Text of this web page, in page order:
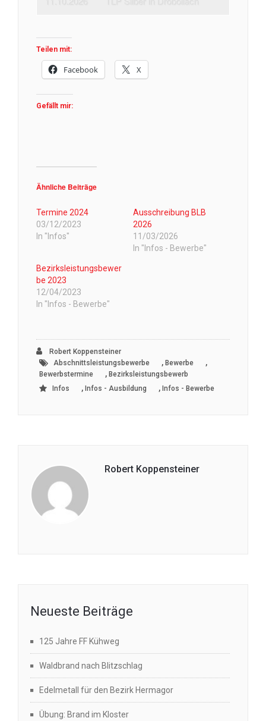
Teilen mit:
Facebook X
Gefällt mir:
Ähnliche Beiträge
Termine 2024
03/12/2023
In "Infos"
Ausschreibung BLB
2026
11/03/2026
In "Infos - Bewerbe"
Bezirksleistungsbewer
be 2023
12/04/2023
In "Infos - Bewerbe"
Robert Koppensteiner
Abschnittsleistungsbewerbe
, Bewerbe ,
Bewerbstermine , Bezirksleistungsbewerb
Infos
, Infos - Ausbildung , Infos - Bewerbe
Robert Koppensteiner
Neueste Beiträge
125 Jahre FF Kühweg
Waldbrand nach Blitzschlag
Edelmetall für den Bezirk Hermagor
Übung: Brand im Kloster